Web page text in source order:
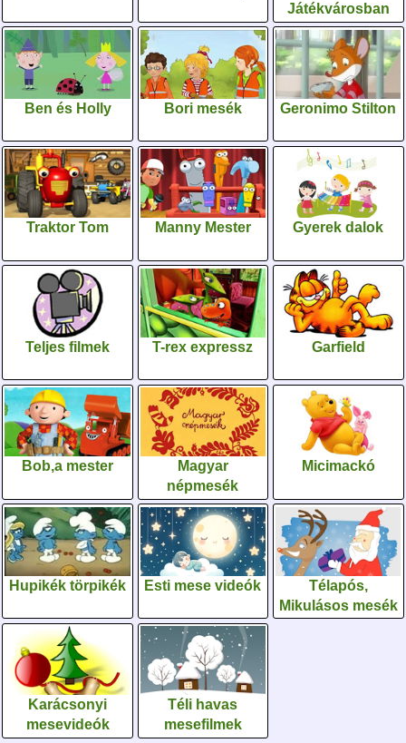
Játékvárosban
Ben és Holly Bori mesék Geronimo Stilton
Traktor Tom Manny Mester Gyerek dalok
Teljes filmek T-rex expressz Garfield
Bob,a mester
Magyar
népmesék
Micimackó
Hupikék törpikék Esti mese videók
Télapós,
Mikulásos mesék
Karácsonyi
mesevideók
Téli havas
mesefilmek